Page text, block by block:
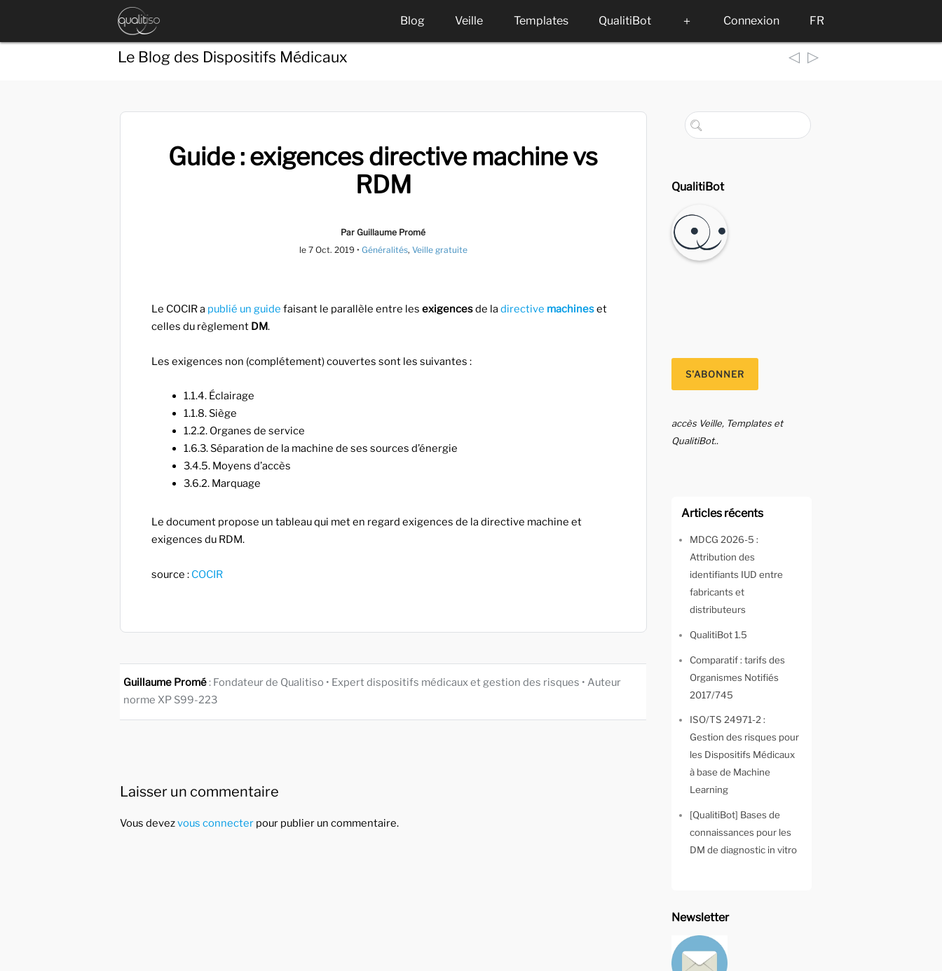
Blog Veille Templates QualitiBot ＋ Connexion FR
Le Blog des Dispositifs Médicaux ◁ ▷
Guide : exigences directive machine vs
RDM
Par Guillaume Promé
le 7 Oct. 2019 • Généralités, Veille gratuite
Le COCIR a publié un guide faisant le parallèle entre les exigencesde la directive machineset
celles du règlement DM.
Les exigences non (complétement) couvertes sont les suivantes :
1.1.4. Éclairage
1.1.8. Siège
1.2.2. Organes de service
1.6.3. Séparation de la machine de ses sources d’énergie
3.4.5. Moyens d’accès
3.6.2. Marquage
Le document propose un tableau qui met en regard exigences de la directive machine et
exigences du RDM.
source : COCIR
Guillaume Promé: Fondateur de Qualitiso • Expert dispositifs médicaux et gestion des risques • Auteur
norme XP S99-223
Laisser un commentaire
Vous devezvous connecter pour publier un commentaire.
QualitiBot
accès Veille, Templates et
QualitiBot..
Articles récents
MDCG 2026-5 :
Attribution des
identifiants IUD entre
fabricants et
distributeurs
QualitiBot 1.5
Comparatif : tarifs des
Organismes Notifiés
2017/745
ISO/TS 24971-2 :
Gestion des risques pour
les Dispositifs Médicaux
à base de Machine
Learning
[QualitiBot] Bases de
connaissances pour les
DM de diagnostic in vitro
Newsletter